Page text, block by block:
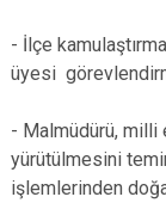
- İlçe
üyesi
- Malmüdürü, milli
yürütülmesini
işlemlerinden